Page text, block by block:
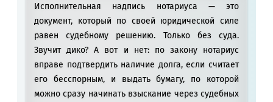
Исполнительная надпись нотариуса — это
документ, который по своей юридической силе
равен судебному решению. Только без суда.
Звучит дико? А вот и нет: по закону нотариус
вправе подтвердить наличие долга, если считает
его бесспорным, и выдать бумагу, по которой
можно сразу начинать взыскание через судебных